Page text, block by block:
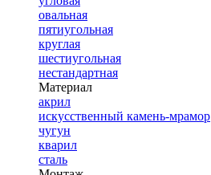
овальная
пятиугольная
круглая
шестиугольная
нестандартная
Материал
акрил
искусственный камень-мрамор
чугун
кварил
сталь